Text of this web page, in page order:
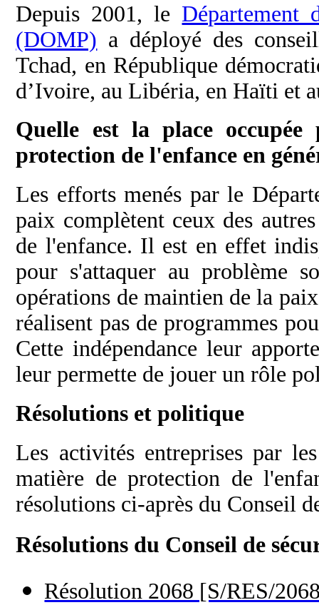
Depuis 2001, le Département
(DOMP) a déployé des
Tchad, en République
d’Ivoire, au Libéria, en Haïti et
Quelle est la place
protection de l'enfance en
Les efforts menés par le
paix complètent ceux des
de l'enfance. Il est en effet
pour s'attaquer au problème
opérations de maintien de la
réalisent pas de programmes
Cette indépendance leur
leur permette de jouer un rôle
Résolutions et politique
Les activités entreprises par
matière de protection de
résolutions ci-après du Conseil
Résolutions du Conseil de
Résolution 2068 [S/RES/